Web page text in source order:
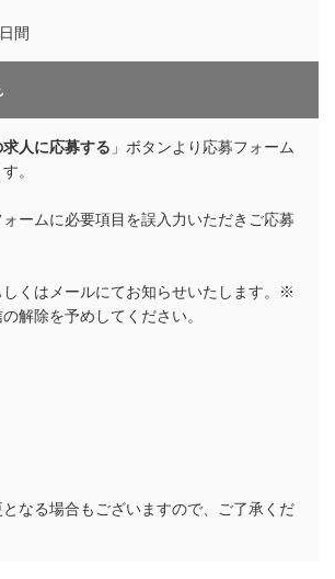
間
求人に応募する 」ボタンより応募フォーム
。
ームに必要項目を誤入力いただきご応募
くはメールにてお知らせいたします。※
解除を予めしてください。
なる場合もございますので、ご了承くだ